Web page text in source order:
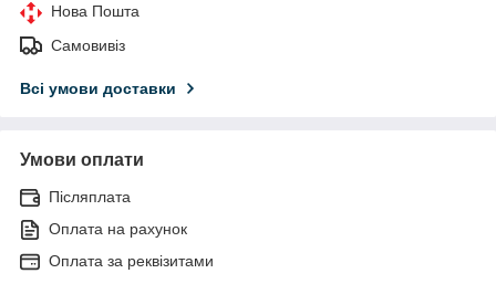
Нова Пошта
Самовивіз
Всі умови доставки
Умови оплати
Післяплата
Оплата на рахунок
Оплата за реквізитами